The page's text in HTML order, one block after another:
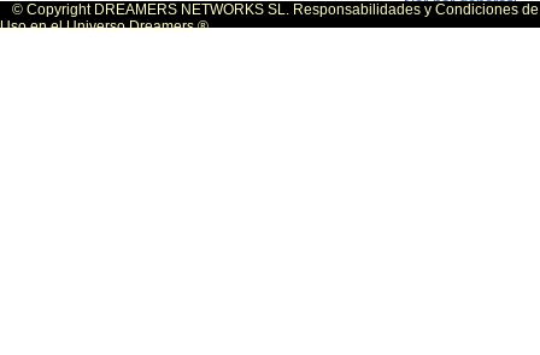
© Copyright DREAMERS NETWORKS SL. Responsabilidades y Condiciones de
Uso en el Universo Dreamers ®